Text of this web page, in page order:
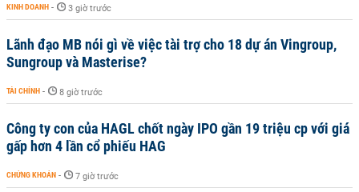
KINH DOANH - 3 giờ trước
Lãnh đạo MB nói gì về việc tài trợ cho 18 dự án Vingroup,
Sungroup và Masterise?
TÀI CHÍNH - 8 giờ trước
Công ty con của HAGL chốt ngày IPO gần 19 triệu cp với giá
gấp hơn 4 lần cổ phiếu HAG
CHỨNG KHOÁN - 7 giờ trước